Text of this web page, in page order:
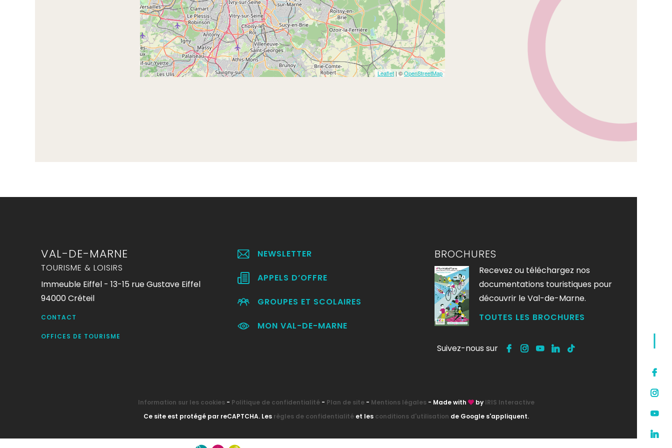
Leaflet | ©OpenStreetMap
VAL-DE-MARNE
TOURISME & LOISIRS
Immeuble Eiffel - 13-15 rue Gustave Eiffel
94000 Créteil
CONTACT
OFFICES DE TOURISME
NEWSLETTER
APPELS D’OFFRE
GROUPES ET SCOLAIRES
MON VAL-DE-MARNE
BROCHURES
Recevez ou téléchargez nos
documentations touristiques pour
découvrir le Val-de-Marne.
TOUTES LES BROCHURES
Suivez-nous sur
Information sur les cookies- Politique de confidentialité- Plan de site- Mentions légales- Made with by IRIS Interactive
Ce site est protégé par reCAPTCHA. Les règles de confidentialitéet les conditions d'utilisation de Google s'appliquent.